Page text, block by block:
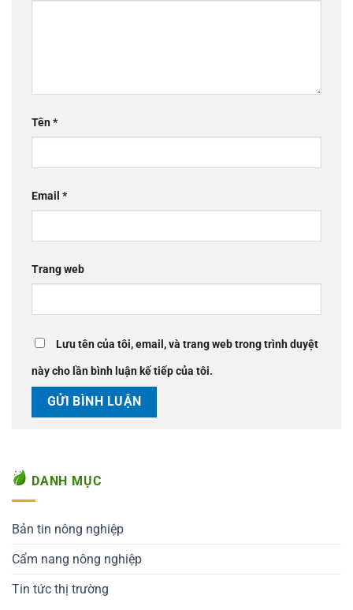
Tên*
Email *
Trang web
Lưu tên của tôi, email, và trang web trong trình duyệt
này cho lần bình luận kế tiếp của tôi.
DANH MỤC
Bản tin nông nghiệp
Cẩm nang nông nghiệp
Tin tức thị trường